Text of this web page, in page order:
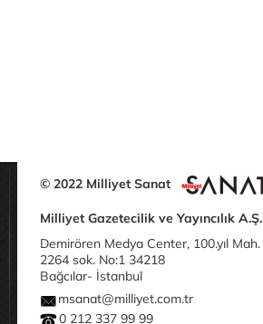
© 2022 Milliyet Sanat
Milliyet Gazetecilik ve Yayıncılık A.Ş.
Demirören Medya Center, 100.yıl Mah.
2264 sok. No:1 34218
Bağcılar- İstanbul
msanat@milliyet.com.tr
0 212 337 99 99